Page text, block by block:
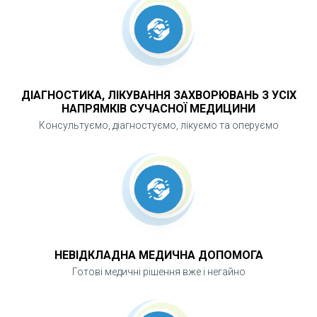
ДІАГНОСТИКА, ЛІКУВАННЯ ЗАХВОРЮВАНЬ З УСІХ
НАПРЯМКІВ СУЧАСНОЇ МЕДИЦИНИ
Консультуємо, діагностуємо, лікуємо та оперуємо
НЕВІДКЛАДНА МЕДИЧНА ДОПОМОГА
Готові медичні рішення вже і негайно